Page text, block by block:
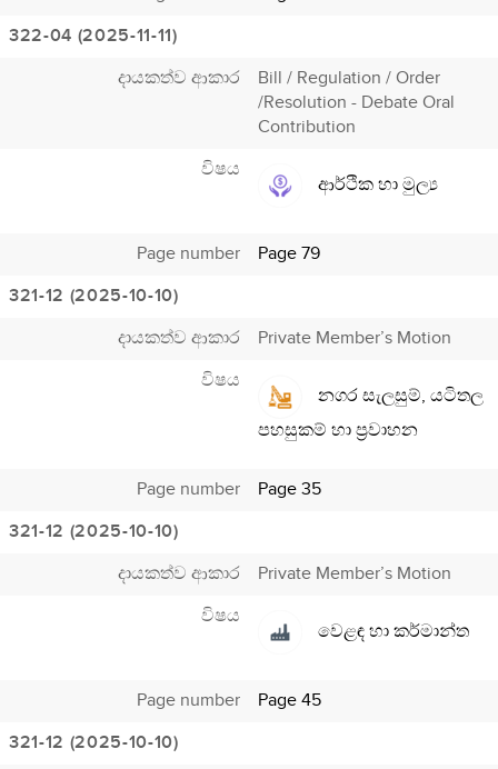
322-04 (2025-11-11)
දායකත්ව ආකාර
Bill / Regulation / Order
/Resolution - Debate Oral
Contribution
විෂය
ආර්ථික හා මුල්‍ය
Page number
Page 79
321-12 (2025-10-10)
දායකත්ව ආකාර
Private Member’s Motion
විෂය
නගර සැලසුම්, යටිතල
පහසුකම් හා ප්‍රවාහන
Page number
Page 35
321-12 (2025-10-10)
දායකත්ව ආකාර
Private Member’s Motion
විෂය
වෙළඳ හා කර්මාන්ත
Page number
Page 45
321-12 (2025-10-10)